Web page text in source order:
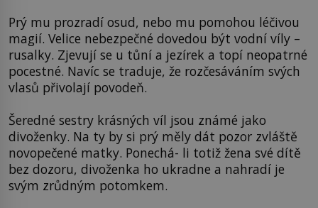
Prý mu prozradí osud, nebo mu pomohou léčivou
magií. Velice nebezpečné dovedou být vodní víly –
rusalky. Zjevují se u tůní a jezírek a topí neopatrné
pocestné. Navíc se traduje, že rozčesáváním svých
vlasů přivolají povodeň.
Šeredné sestry krásných víl jsou známé jako
divoženky. Na ty by si prý měly dát pozor zvláště
novopečené matky. Ponechá- li totiž žena své dítě
bez dozoru, divoženka ho ukradne a nahradí je
svým zrůdným potomkem.